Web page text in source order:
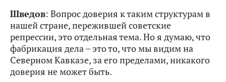
Шведов: Вопрос доверия к таким структурам в
нашей стране, пережившей советские
репрессии, это отдельная тема. Но я думаю, что
фабрикация дела – это то, что мы видим на
Северном Кавказе, за его пределами, никакого
доверия не может быть.